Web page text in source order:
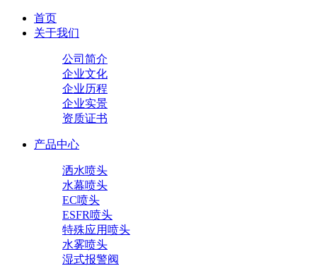
首页
关于我们
公司简介
企业文化
企业历程
企业实景
资质证书
产品中心
洒水喷头
水幕喷头
EC喷头
ESFR喷头
特殊应用喷头
水雾喷头
湿式报警阀